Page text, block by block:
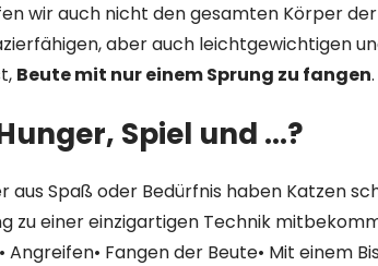
wir auch nicht den gesamten Körper
aber auch leichtgewichtigen
Beute mit nur einem Sprung zu fangen.
Spiel und …?
aus Spaß oder Bedürfnis haben Katzen
zu einer einzigartigen Technik
Angreifen• Fangen der Beute• Mit einem